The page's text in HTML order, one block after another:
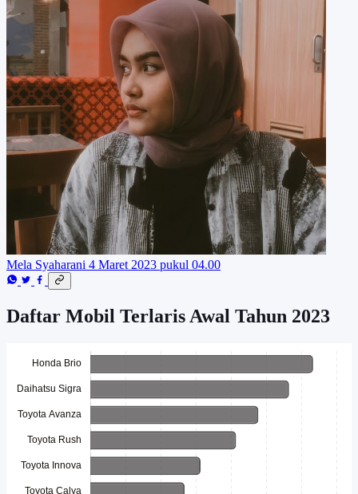
Mela Syaharani 4 Maret 2023 pukul 04.00
Daftar Mobil Terlaris Awal Tahun 2023